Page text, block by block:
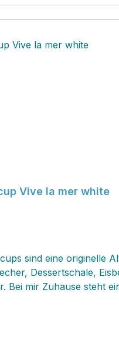
Vive la mer white
sind eine originelle
Dessertschale,
Bei mir Zuhause steht